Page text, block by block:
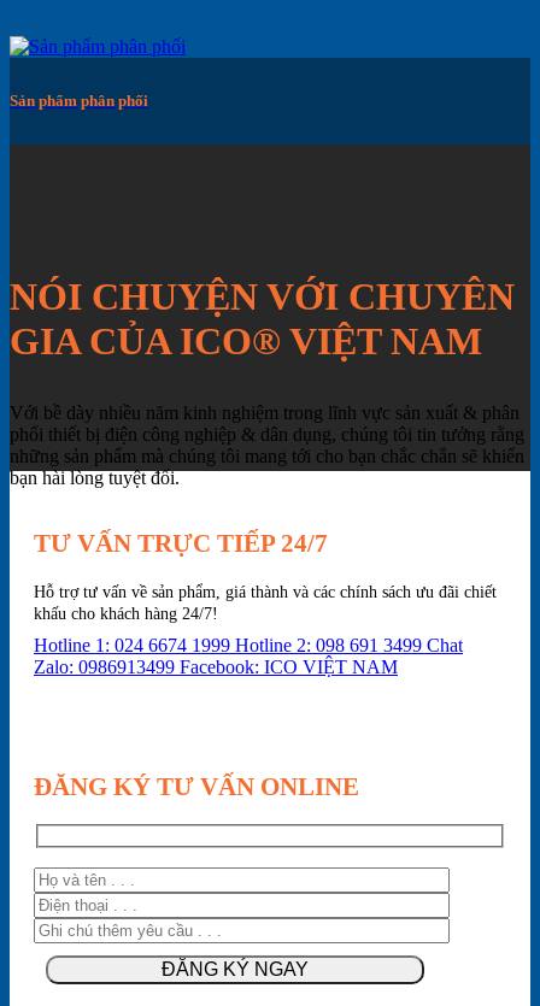
Sản phẩm phân phối
NÓI CHUYỆN VỚI CHUYÊN
GIA CỦA ICO® VIỆT NAM
Với bề dày nhiều năm kinh nghiệm trong lĩnh vực sản xuất & phân
phối thiết bị điện công nghiệp & dân dụng, chúng tôi tin tưởng rằng
những sản phẩm mà chúng tôi mang tới cho bạn chắc chắn sẽ khiến
bạn hài lòng tuyệt đối.
TƯ VẤN TRỰC TIẾP 24/7
Hỗ trợ tư vấn về sản phẩm, giá thành và các chính sách ưu đãi chiết
khấu cho khách hàng 24/7!
Hotline 1: 024 6674 1999 Hotline 2: 098 691 3499 Chat
Zalo: 0986913499 Facebook: ICO VIỆT NAM
ĐĂNG KÝ TƯ VẤN ONLINE